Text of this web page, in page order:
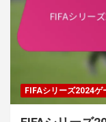
FIFAシリーズ2024ゲ